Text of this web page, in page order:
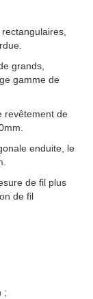
grands,
gamme de
revêtement de
enduite, le
de fil plus
de fil
;